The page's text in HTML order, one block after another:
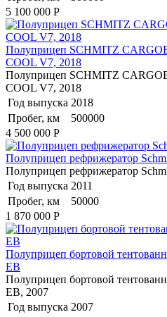
5 100 000 Р
Полуприцеп SCHMITZ
COOL V7, 2018
Полуприцеп SCHMITZ
COOL V7, 2018
Год выпуска 2018
Пробег, км
500000
4 500 000 Р
Полуприцеп рефрижератор
Полуприцеп рефрижератор
Год выпуска 2011
Пробег, км
50000
1 870 000 Р
Полуприцеп бортовой
EB
Полуприцеп бортовой
EB, 2007
Год выпуска 2007